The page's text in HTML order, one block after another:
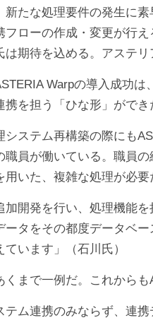
新たな処理要件の発生に
フローの作成・変更が行
は期待を込める。アステ
Warpの導入成功は
を担う「ひな形」ができ
ステム再構築の際にも
職員が働いている。職員
いた、複雑な処理が必要
加開発を行い、処理機能
ータをその都度データベ
います」（石川氏）
まで一例だ。これからも
テム連携のみならず、連